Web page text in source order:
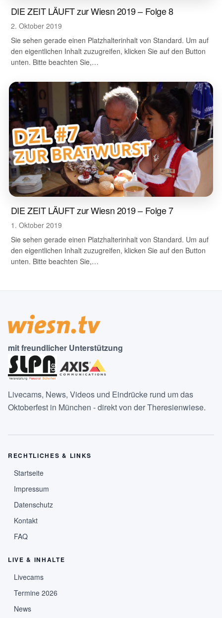
DIE ZEIT LÄUFT zur Wiesn 2019 – Folge 8
2. Oktober 2019
Sie sehen gerade einen Platzhalterinhalt von Standard. Um auf
den eigentlichen Inhalt zuzugreifen, klicken Sie auf den Button
unten. Bitte beachten Sie,…
DIE ZEIT LÄUFT zur Wiesn 2019 – Folge 7
1. Oktober 2019
Sie sehen gerade einen Platzhalterinhalt von Standard. Um auf
den eigentlichen Inhalt zuzugreifen, klicken Sie auf den Button
unten. Bitte beachten Sie,…
mit freundlicher Unterstützung
Livecams, News, Videos und Eindrücke rund um das
Oktoberfest in München - direkt von der Theresienwiese.
RECHTLICHES & LINKS
Startseite
Impressum
Datenschutz
Kontakt
FAQ
LIVE & INHALTE
Livecams
Termine 2026
News